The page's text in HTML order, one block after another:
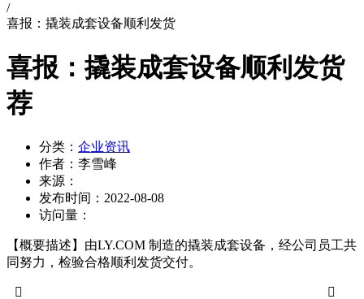
/
喜报：撬装成套设备顺利发货
喜报：撬装成套设备顺利发货
荐
分类： 企业资讯
作者： 李雪峰
来源：
发布时间： 2022-08-08
访问量：
【概要描述】 由LY.COM 制造的撬装成套设备，经公司员工共
同努力，检验合格顺利发货交付。

